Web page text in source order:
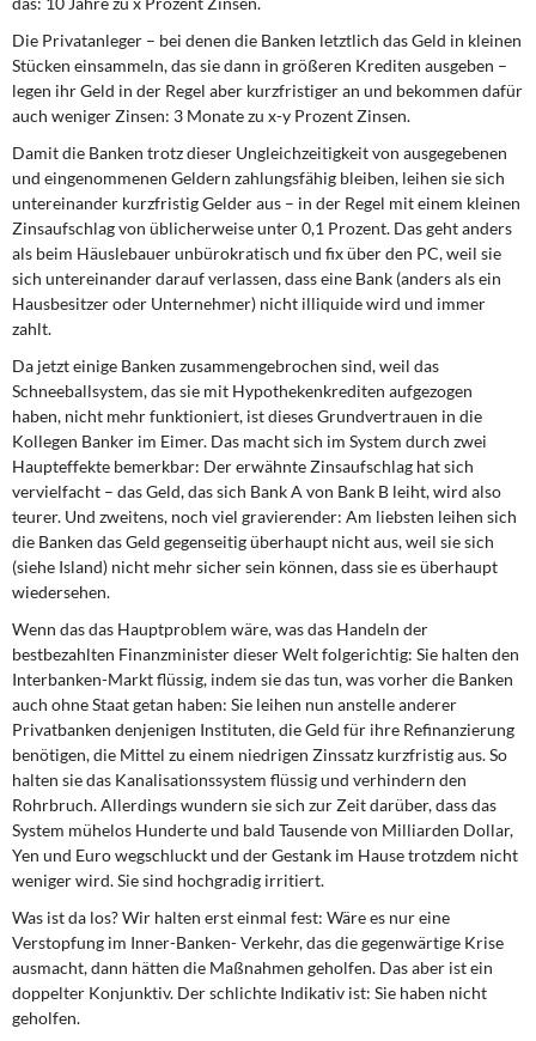
Die Privatanleger – bei denen die Banken letztlich das Geld in kleinen
Stücken einsammeln, das sie dann in größeren Krediten ausgeben –
legen ihr Geld in der Regel aber kurzfristiger an und bekommen dafür
auch weniger Zinsen: 3 Monate zu x-y Prozent Zinsen.
Damit die Banken trotz dieser Ungleichzeitigkeit von ausgegebenen
und eingenommenen Geldern zahlungsfähig bleiben, leihen sie sich
untereinander kurzfristig Gelder aus – in der Regel mit einem kleinen
Zinsaufschlag von üblicherweise unter 0,1 Prozent. Das geht anders
als beim Häuslebauer unbürokratisch und fix über den PC, weil sie
sich untereinander darauf verlassen, dass eine Bank (anders als ein
Hausbesitzer oder Unternehmer) nicht illiquide wird und immer
zahlt.
Da jetzt einige Banken zusammengebrochen sind, weil das
Schneeballsystem, das sie mit Hypothekenkrediten aufgezogen
haben, nicht mehr funktioniert, ist dieses Grundvertrauen in die
Kollegen Banker im Eimer. Das macht sich im System durch zwei
Haupteffekte bemerkbar: Der erwähnte Zinsaufschlag hat sich
vervielfacht – das Geld, das sich Bank A von Bank B leiht, wird also
teurer. Und zweitens, noch viel gravierender: Am liebsten leihen sich
die Banken das Geld gegenseitig überhaupt nicht aus, weil sie sich
(siehe Island) nicht mehr sicher sein können, dass sie es überhaupt
wiedersehen.
Wenn das das Hauptproblem wäre, was das Handeln der
bestbezahlten Finanzminister dieser Welt folgerichtig: Sie halten den
Interbanken-Markt flüssig, indem sie das tun, was vorher die Banken
auch ohne Staat getan haben: Sie leihen nun anstelle anderer
Privatbanken denjenigen Instituten, die Geld für ihre Refinanzierung
benötigen, die Mittel zu einem niedrigen Zinssatz kurzfristig aus. So
halten sie das Kanalisationssystem flüssig und verhindern den
Rohrbruch. Allerdings wundern sie sich zur Zeit darüber, dass das
System mühelos Hunderte und bald Tausende von Milliarden Dollar,
Yen und Euro wegschluckt und der Gestank im Hause trotzdem nicht
weniger wird. Sie sind hochgradig irritiert.
Was ist da los? Wir halten erst einmal fest: Wäre es nur eine
Verstopfung im Inner-Banken- Verkehr, das die gegenwärtige Krise
ausmacht, dann hätten die Maßnahmen geholfen. Das aber ist ein
doppelter Konjunktiv. Der schlichte Indikativ ist: Sie haben nicht
geholfen.